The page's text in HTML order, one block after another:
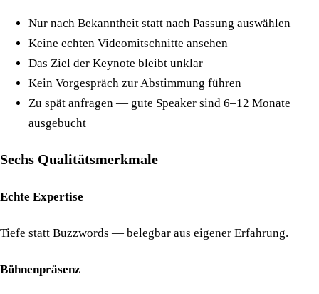
Nur nach Bekanntheit statt nach Passung auswählen
Keine echten Videomitschnitte ansehen
Das Ziel der Keynote bleibt unklar
Kein Vorgespräch zur Abstimmung führen
Zu spät anfragen — gute Speaker sind 6–12 Monate
ausgebucht
Sechs Qualitätsmerkmale
Echte Expertise
Tiefe statt Buzzwords — belegbar aus eigener Erfahrung.
Bühnenpräsenz